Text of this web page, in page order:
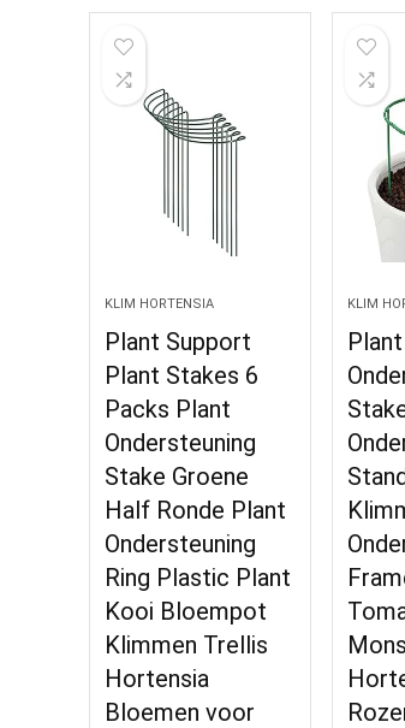
KLIM HORTENSIA
Plant Support
Plant Stakes 6
Packs Plant
Ondersteuning
Stake Groene
Half Ronde Plant
Ondersteuning
Ring Plastic Plant
Kooi Bloempot
Klimmen Trellis
Hortensia
Bloemen voor
KLIM
Plant